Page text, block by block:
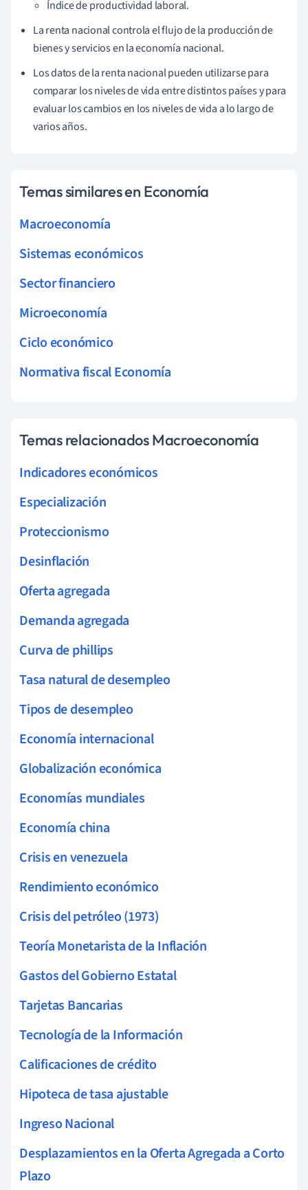
Índice de productividad laboral.
La renta nacional controla el flujo de la producción de
bienes y servicios en la economía nacional.
Los datos de la renta nacional pueden utilizarse para
comparar los niveles de vida entre distintos países y para
evaluar los cambios en los niveles de vida a lo largo de
varios años.
Temas similares en Economía
Macroeconomía
Sistemas económicos
Sector financiero
Microeconomía
Ciclo económico
Normativa fiscal Economía
Temas relacionados Macroeconomía
Indicadores económicos
Especialización
Proteccionismo
Desinflación
Oferta agregada
Demanda agregada
Curva de phillips
Tasa natural de desempleo
Tipos de desempleo
Economía internacional
Globalización económica
Economías mundiales
Economía china
Crisis en venezuela
Rendimiento económico
Crisis del petróleo (1973)
Teoría Monetarista de la Inflación
Gastos del Gobierno Estatal
Tarjetas Bancarias
Tecnología de la Información
Calificaciones de crédito
Hipoteca de tasa ajustable
Ingreso Nacional
Desplazamientos en la Oferta Agregada a Corto
Plazo